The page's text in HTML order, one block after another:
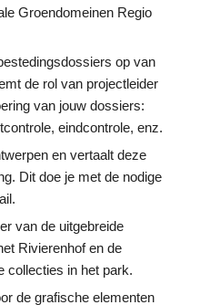
Groendomeinen Regio
op van
de rol van projectleider
van jouw dossiers:
eindcontrole, enz.
en vertaalt deze
Dit doe je met de nodige
van de uitgebreide
Rivierenhof en de
collecties in het park.
de grafische elementen